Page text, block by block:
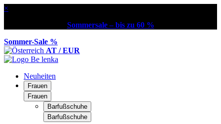
×
Sommersale – bis zu 60 %
Sommer-Sale %
AT / EUR
Neuheiten
Frauen
Frauen
Barfußschuhe
Barfußschuhe